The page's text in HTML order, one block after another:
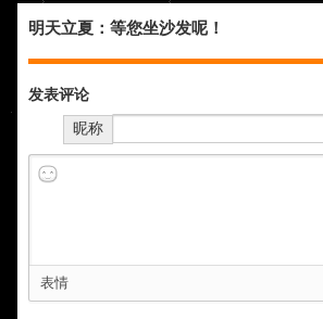
明天立夏：等您坐沙发呢！
发表评论
昵称
表情